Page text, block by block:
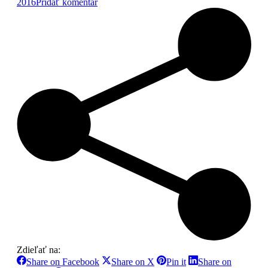
2016Pridať komentár
Zdieľať na:
Share on FacebookShareShare on X SharePin itShareShare on